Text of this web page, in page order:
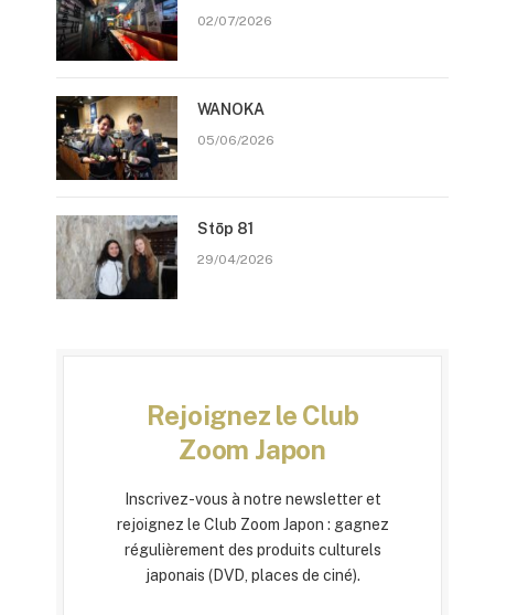
02/07/2026
WANOKA
05/06/2026
Stōp 81
29/04/2026
Rejoignez le Club
Zoom Japon
Inscrivez-vous à notre newsletter et
rejoignez le Club Zoom Japon : gagnez
régulièrement des produits culturels
japonais (DVD, places de ciné).